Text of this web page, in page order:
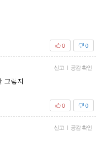
0
0
신고 | 공감 확인
그렇지
0
0
신고 | 공감 확인